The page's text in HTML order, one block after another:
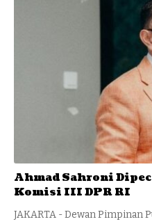
Ahmad Sahroni
Komisi III DPR RI
JAKARTA - Dewan Pimpinan